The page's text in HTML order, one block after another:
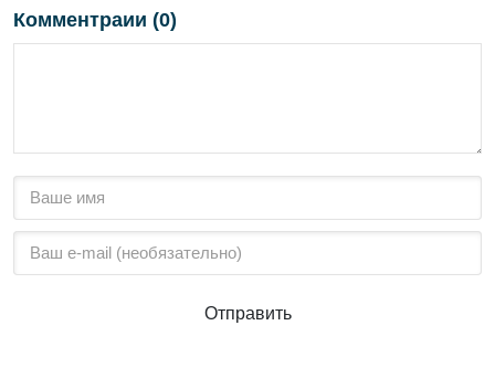
Комментраии (0)
Отправить